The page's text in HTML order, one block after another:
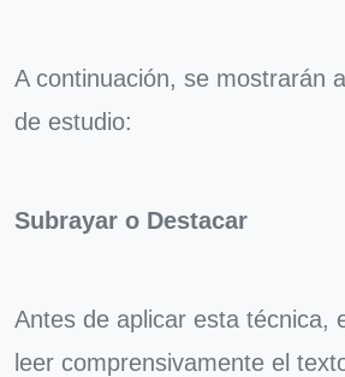
A continuación, se mostrarán
de estudio:
Subrayar o Destacar
Antes de aplicar esta técnica,
leer comprensivamente el